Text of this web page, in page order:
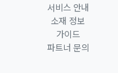
서비스 안내
소재 정보
가이드
파트너 문의